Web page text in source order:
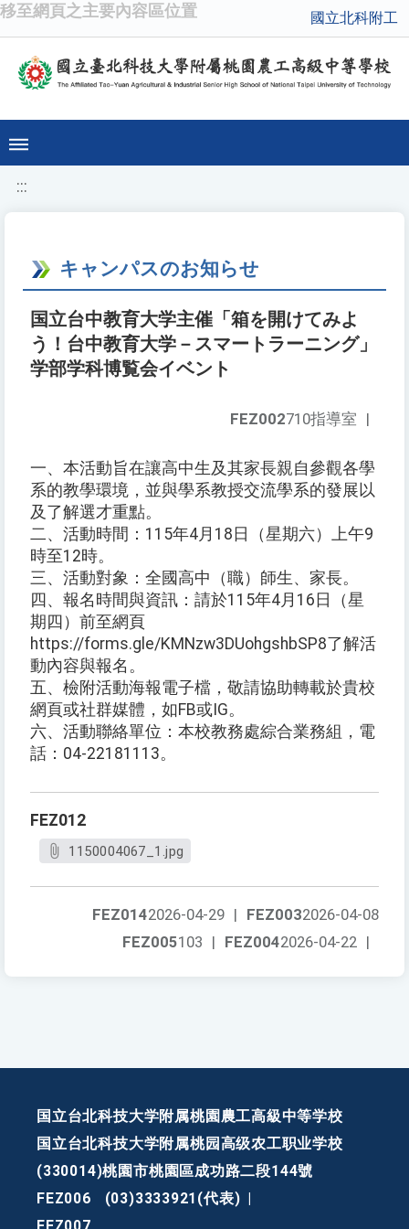
移至網頁之主要內容區位置 國立北科附工
:::
キャンパスのお知らせ
国立台中教育大学主催「箱を開けてみよ
う！台中教育大学－スマートラーニング」
学部学科博覧会イベント
FEZ002710指導室 |
一、本活動旨在讓高中生及其家長親自參觀各學
系的教學環境，並與學系教授交流學系的發展以
及了解選才重點。
二、活動時間：115年4月18日（星期六）上午9
時至12時。
三、活動對象：全國高中（職）師生、家長。
四、報名時間與資訊：請於115年4月16日（星
期四）前至網頁
https://forms.gle/KMNzw3DUohgshbSP8了解活
動內容與報名。
五、檢附活動海報電子檔，敬請協助轉載於貴校
網頁或社群媒體，如FB或IG。
六、活動聯絡單位：本校教務處綜合業務組，電
話：04-22181113。
FEZ012
1150004067_1.jpg
FEZ0032026-04-08
FEZ0142026-04-29 |
FEZ0042026-04-22 |
FEZ005103 |
国立台北科技大学附属桃園農工高級中等学校
国立台北科技大学附属桃园高级农工职业学校
(330014)桃園市桃園區成功路二段144號
FEZ006
(03)3333921(代表)